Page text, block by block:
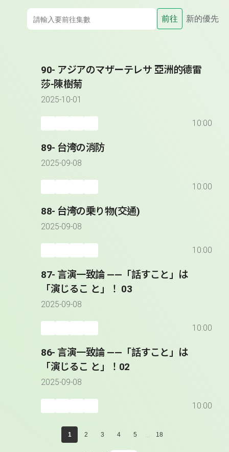
前往 新的優先
90- アジアのマザーテレサ 亞洲的德雷
莎-陳樹菊
2025-10-01
10:00
89- 台湾の消防
2025-09-08
10:00
88- 台湾の乗り物(交通)
2025-09-08
10:00
87- 言演一致論 ――「話すこと」は
「演じるこ と」！ 03
2025-09-08
10:00
86- 言演一致論 ――「話すこと」は
「演じるこ と」！02
2025-09-08
10:00
1 2 3 4 5 ... 18